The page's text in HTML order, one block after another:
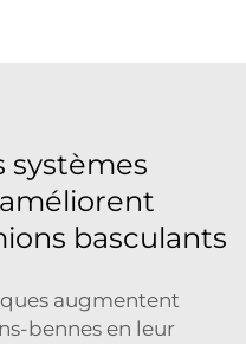
systèmes
basculants
augmentent
bennes en leur